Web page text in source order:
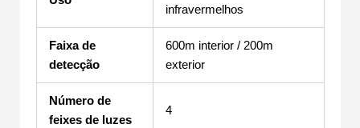
infravermelhos
Faixa de
detecção
600m interior / 200m
exterior
Número de
feixes de luzes
4